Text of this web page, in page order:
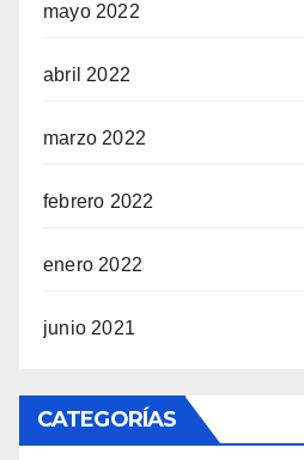
mayo 2022
abril 2022
marzo 2022
febrero 2022
enero 2022
junio 2021
CATEGORÍAS